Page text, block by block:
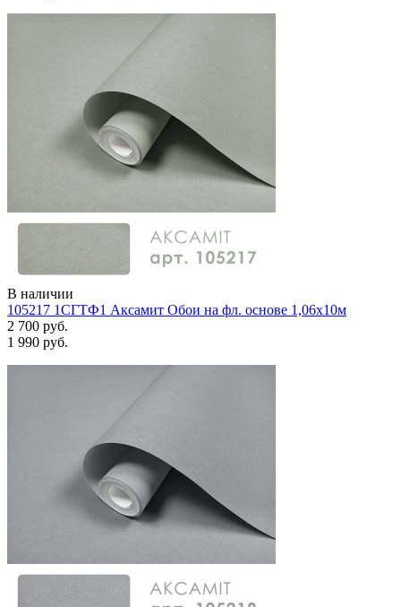
В наличии
105217 1СГТФ1 Аксамит Обои на фл. основе 1,06х10м
2 700 руб.
1 990 руб.